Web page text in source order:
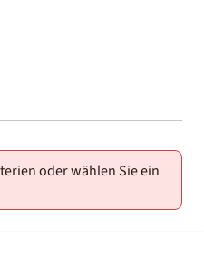
oder wählen Sie ein